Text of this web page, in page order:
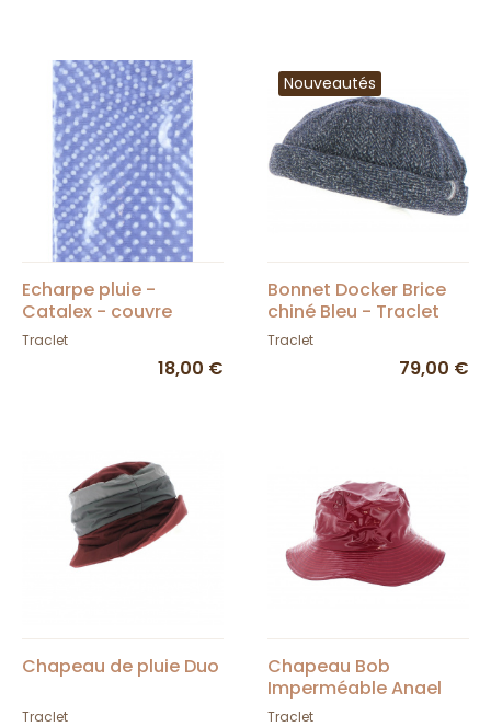
Echarpe pluie -
Catalex - couvre
cheveux made in
Traclet
18,00 €
Nouveautés
Bonnet Docker Brice
chiné Bleu - Traclet
Traclet
79,00 €
Chapeau de pluie Duo
Traclet
Chapeau Bob
Imperméable Anael
Rouge- Traclet
Traclet